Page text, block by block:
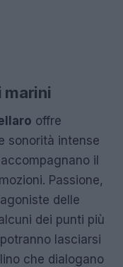
marini
offre
sonorità intense
il
Passione,
delle
dei punti più
lasciarsi
che dialogano